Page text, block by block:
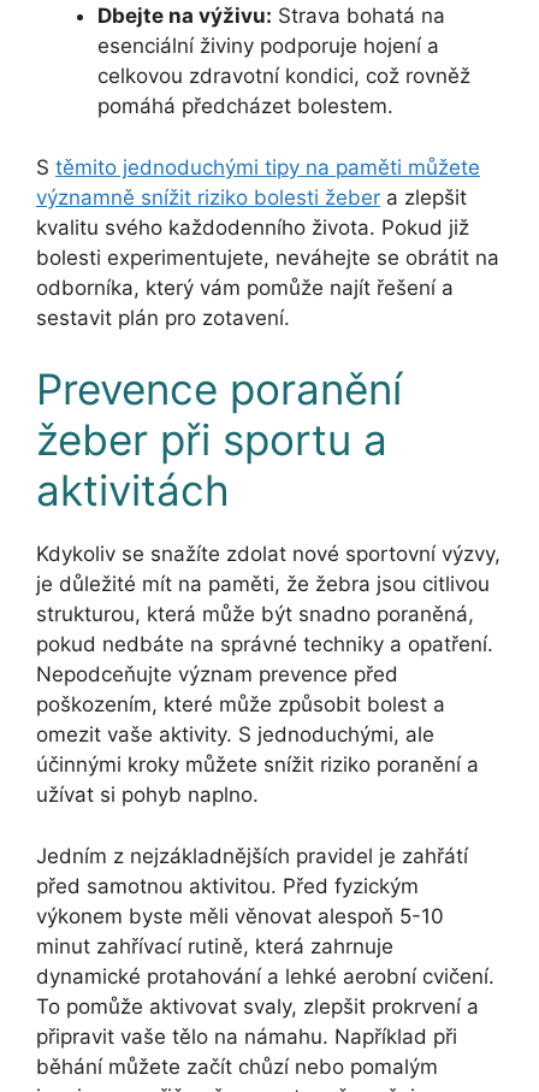
Dbejte na výživu: Strava bohatá na
esenciální živiny podporuje hojení a
celkovou zdravotní kondici, což rovněž
pomáhá předcházet bolestem.
S těmito jednoduchými tipy na paměti můžete
významně snížit riziko bolesti žeber a zlepšit
kvalitu svého každodenního života. Pokud již
bolesti experimentujete, neváhejte se obrátit na
odborníka, který vám pomůže najít řešení a
sestavit plán pro zotavení.
Prevence poranění
žeber při sportu a
aktivitách
Kdykoliv se snažíte zdolat nové sportovní výzvy,
je důležité mít na paměti, že žebra jsou citlivou
strukturou, která může být snadno poraněná,
pokud nedbáte na správné techniky a opatření.
Nepodceňujte význam prevence před
poškozením, které může způsobit bolest a
omezit vaše aktivity. S jednoduchými, ale
účinnými kroky můžete snížit riziko poranění a
užívat si pohyb naplno.
Jedním z nejzákladnějších pravidel je zahřátí
před samotnou aktivitou. Před fyzickým
výkonem byste měli věnovat alespoň 5-10
minut zahřívací rutině, která zahrnuje
dynamické protahování a lehké aerobní cvičení.
To pomůže aktivovat svaly, zlepšit prokrvení a
připravit vaše tělo na námahu. Například při
běhání můžete začít chůzí nebo pomalým